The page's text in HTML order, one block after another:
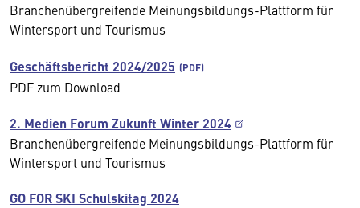
Branchenübergreifende Meinungsbildungs-Plattform für
Wintersport und Tourismus
Geschäftsbericht 2024/2025
PDF zum Download
2. Medien Forum Zukunft Winter 2024
Branchenübergreifende Meinungsbildungs-Plattform für
Wintersport und Tourismus
GO FOR SKI Schulskitag 2024